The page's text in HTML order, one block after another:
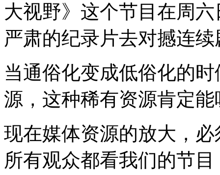
大视野》这个节目在周
严肃的纪录片去对撼连
当通俗化变成低俗化的
源，这种稀有资源肯定
现在媒体资源的放大，
所有观众都看我们的节